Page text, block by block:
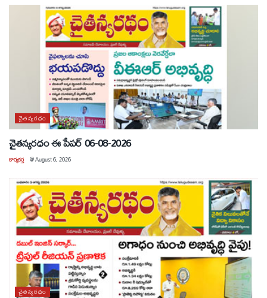
చైతన్యరధం
చైతన్యరధం ఈ పేపర్ 06-08-2026
కార్యకర్త @August 6, 2026
చైతన్యరధం